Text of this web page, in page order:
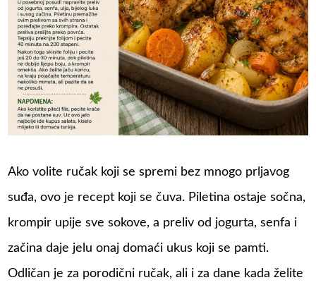
Ako volite ručak koji se spremi bez mnogo prljavog
suđa, ovo je recept koji se čuva. Piletina ostaje sočna,
krompir upije sve sokove, a preliv od jogurta, senfa i
začina daje jelu onaj domaći ukus koji se pamti.
Odličan je za porodični ručak, ali i za dane kada želite